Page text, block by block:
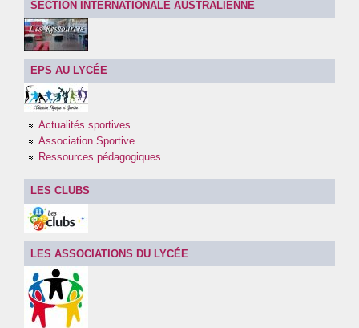
SECTION INTERNATIONALE AUSTRALIENNE
EPS AU LYCÉE
Actualités sportives
Association Sportive
Ressources pédagogiques
LES CLUBS
LES ASSOCIATIONS DU LYCÉE